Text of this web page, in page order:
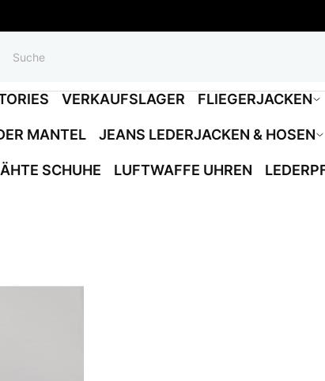
VERKAUFSLAGER FLIEGERJACKEN
MANTEL JEANS LEDERJACKEN & HOSEN
SCHUHE LUFTWAFFE UHREN